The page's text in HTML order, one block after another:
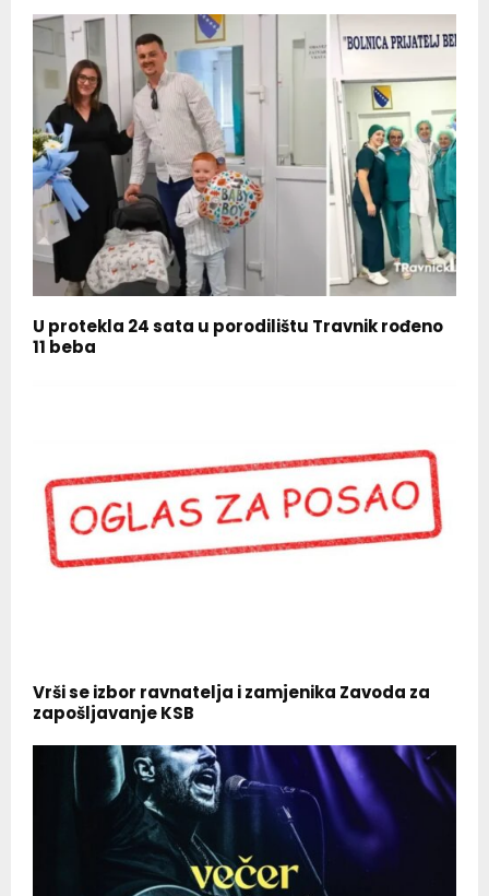
U protekla 24 sata u porodilištu Travnik rođeno
11 beba
Vrši se izbor ravnatelja i zamjenika Zavoda za
zapošljavanje KSB